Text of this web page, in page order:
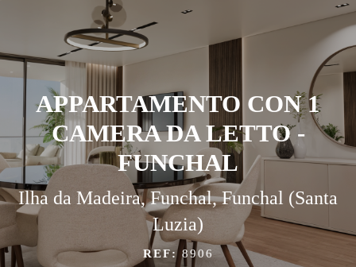
APPARTAMENTO CON 1
CAMERA DA LETTO -
FUNCHAL
Ilha da Madeira, Funchal, Funchal (Santa
Luzia)
REF:8906